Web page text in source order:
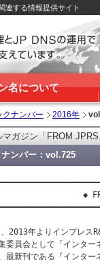
連する情報提供サイト
名について
クナンバー 2016年
マガジン「FROM
ンバー：vol.725
◆
、2013年よりインプレス
委員会として「インタ
最新刊である『インタ